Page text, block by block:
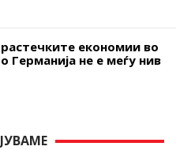
економии во
Германија не е меѓу нив